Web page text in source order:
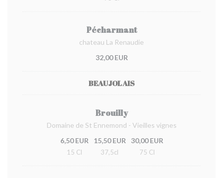
Pécharmant
chateau La Renaudie
32,00 EUR
BEAUJOLAIS
Brouilly
Domaine de St Ennemond - Vieilles vignes
6,50 EUR
15 Cl
15,50 EUR
37,5cl
30,00 EUR
75 Cl